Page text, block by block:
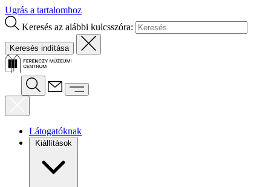
Ugrás a tartalomhoz
Keresés az alábbi kulcsszóra:
Látogatóknak
Kiállítások